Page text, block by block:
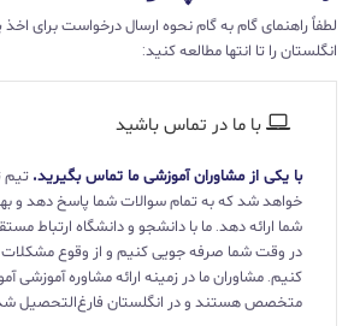
لطفاً راهنمای گام به گام نحوه ارسال درخواست برای
انگلستان را تا انتها مطالعه کنید:
با ما در تماس باشید
با یکی از مشاوران آموزشی ما تماس بگیرید.
خواهد شد که به تمام سوالات شما پاسخ دهد و
شما ارائه دهد. ما با دانشجو و دانشگاه ارتباط
در وقت شما صرفه جویی کنیم و از وقوع مشکلات
کنیم. مشاوران ما در زمینه ارائه مشاوره آموزشی
متخصص هستند و در انگلستان فارغ‌التحصیل